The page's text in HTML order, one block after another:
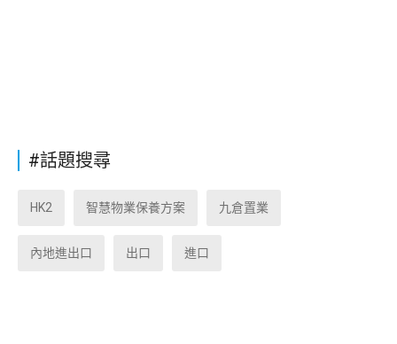
#話題搜尋
HK2 智慧物業保養方案 九倉置業
內地進出口 出口 進口